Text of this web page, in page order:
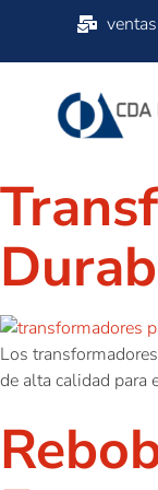
Los
de alta calidad para